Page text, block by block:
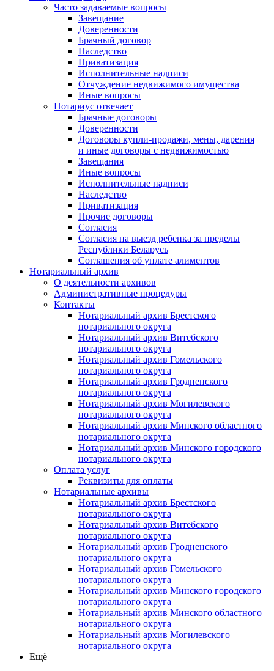
Часто задаваемые вопросы
Завещание
Доверенности
Брачный договор
Наследство
Приватизация
Исполнительные надписи
Отчуждение недвижимого имущества
Иные вопросы
Нотариус отвечает
Брачные договоры
Доверенности
Договоры купли-продажи, мены, дарения
и иные договоры с недвижимостью
Завещания
Иные вопросы
Исполнительные надписи
Наследство
Приватизация
Прочие договоры
Согласия
Согласия на выезд ребенка за пределы
Республики Беларусь
Соглашения об уплате алиментов
Нотариальный архив
О деятельности архивов
Административные процедуры
Контакты
Нотариальный архив Брестского
нотариального округа
Нотариальный архив Витебского
нотариального округа
Нотариальный архив Гомельского
нотариального округа
Нотариальный архив Гродненского
нотариального округа
Нотариальный архив Могилевского
нотариального округа
Нотариальный архив Минского областного
нотариального округа
Нотариальный архив Минского городского
нотариального округа
Оплата услуг
Реквизиты для оплаты
Нотариальные архивы
Нотариальный архив Брестского
нотариального округа
Нотариальный архив Витебского
нотариального округа
Нотариальный архив Гродненского
нотариального округа
Нотариальный архив Гомельского
нотариального округа
Нотариальный архив Минского городского
нотариального округа
Нотариальный архив Минского областного
нотариального округа
Нотариальный архив Могилевского
нотариального округа
Ещё